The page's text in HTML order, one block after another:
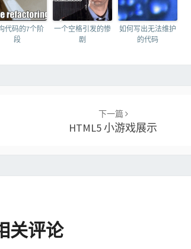
代码的7个阶
段
一个空格引发的惨
剧
如何写出无法维护
的代码
下一篇
HTML5 小游戏展示
关评论